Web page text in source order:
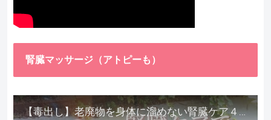
腎臓マッサージ（アトピーも）
【毒出し】老廃物を身体に溜めない腎臓ケア４種をご紹介します。